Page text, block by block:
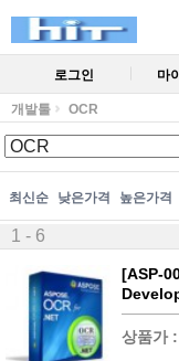
로그인 마
개발툴 OCR
최신순 낮은가격 높은가격
1 - 6
[ASP-
상품가 :